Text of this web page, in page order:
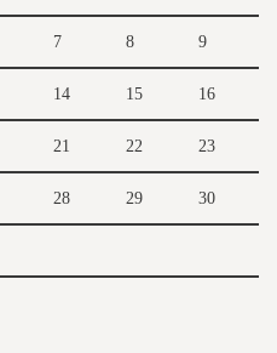
7 8 9
14 15 16
21 22 23
28 29 30